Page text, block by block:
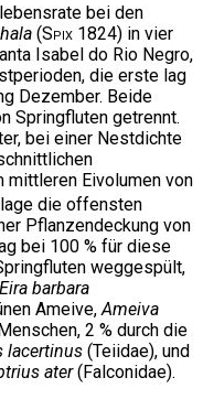
bei den
(Spix 1824) in vier
Isabel do Rio Negro,
die erste lag
Dezember. Beide
Springfluten getrennt.
bei einer Nestdichte
mittleren Eivolumen von
die offensten
Pflanzendeckung von
bei 100 % für diese
weggespült,
Eira barbara
Ameive,Ameiva
2 % durch die
lacertinus (Teiidae), und
ater(Falconidae).